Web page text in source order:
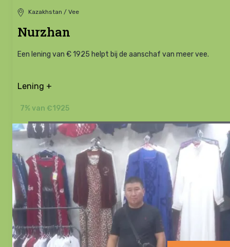
Kazakhstan / Vee
Nurzhan
Een lening van € 1925 helpt bij de aanschaf van meer vee.
Lening +
7% van €1925